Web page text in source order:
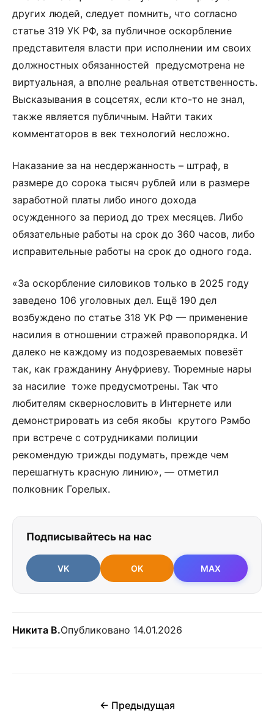
других людей, следует помнить, что согласно
статье 319 УК РФ, за публичное оскорбление
представителя власти при исполнении им своих
должностных обязанностей предусмотрена не
виртуальная, а вполне реальная ответственность.
Высказывания в соцсетях, если кто-то не знал,
также является публичным. Найти таких
комментаторов в век технологий несложно.
Наказание за на несдержанность – штраф, в
размере до сорока тысяч рублей или в размере
заработной платы либо иного дохода
осужденного за период до трех месяцев. Либо
обязательные работы на срок до 360 часов, либо
исправительные работы на срок до одного года.
«За оскорбление силовиков только в 2025 году
заведено 106 уголовных дел. Ещё 190 дел
возбуждено по статье 318 УК РФ — применение
насилия в отношении стражей правопорядка. И
далеко не каждому из подозреваемых повезёт
так, как гражданину Ануфриеву. Тюремные нары
за насилие тоже предусмотрены. Так что
любителям сквернословить в Интернете или
демонстрировать из себя якобы крутого Рэмбо
при встрече с сотрудниками полиции
рекомендую трижды подумать, прежде чем
перешагнуть красную линию», — отметил
полковник Горелых.
Подписывайтесь на нас
VK OK MAX
Никита В.Опубликовано 14.01.2026
← Предыдущая